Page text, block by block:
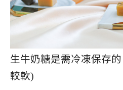
生牛奶糖是需冷凍保存
較軟)